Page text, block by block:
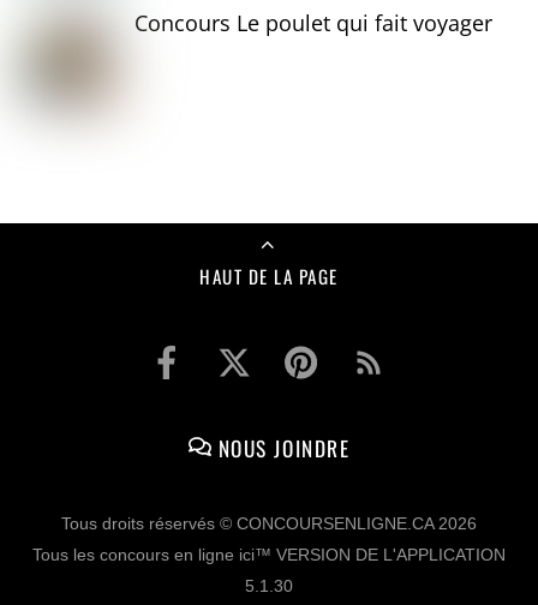
Concours Le poulet qui fait voyager
HAUT DE LA PAGE
NOUS JOINDRE
Tous droits réservés © CONCOURSENLIGNE.CA 2026
Tous les concours en ligne ici™ VERSION DE L'APPLICATION
5.1.30